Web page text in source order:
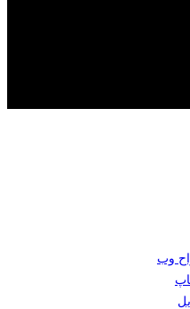
وب